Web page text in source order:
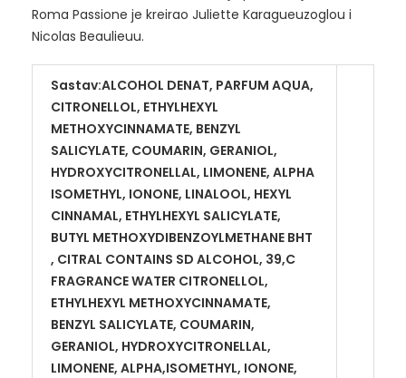
Roma Passione je kreirao Juliette Karagueuzoglou i
Nicolas Beaulieuu.
Sastav:ALCOHOL DENAT, PARFUM AQUA,
CITRONELLOL, ETHYLHEXYL
METHOXYCINNAMATE, BENZYL
SALICYLATE, COUMARIN, GERANIOL,
HYDROXYCITRONELLAL, LIMONENE, ALPHA
ISOMETHYL, IONONE, LINALOOL, HEXYL
CINNAMAL, ETHYLHEXYL SALICYLATE,
BUTYL METHOXYDIBENZOYLMETHANE BHT
, CITRAL CONTAINS SD ALCOHOL, 39,C
FRAGRANCE WATER CITRONELLOL,
ETHYLHEXYL METHOXYCINNAMATE,
BENZYL SALICYLATE, COUMARIN,
GERANIOL, HYDROXYCITRONELLAL,
LIMONENE, ALPHA,ISOMETHYL, IONONE,